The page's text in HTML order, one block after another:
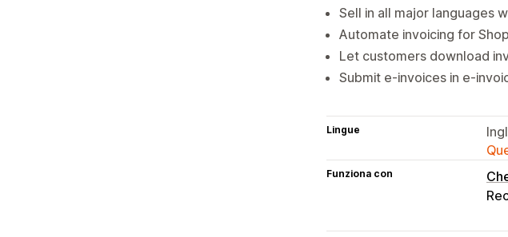
Sell in all major languages
Automate invoicing for
Let customers download
Submit e-invoices in e-
Lingue
Funziona con